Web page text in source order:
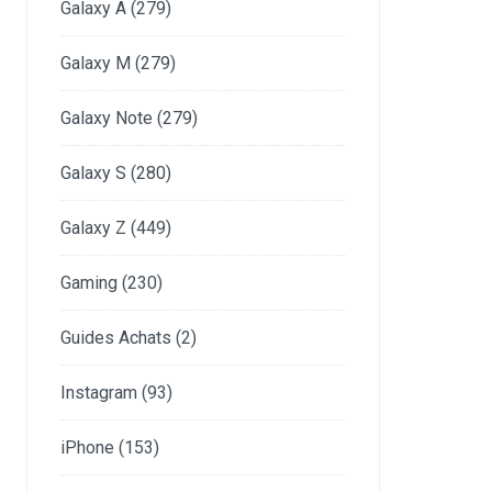
Galaxy A (279)
Galaxy M (279)
Galaxy Note (279)
Galaxy S (280)
Galaxy Z (449)
Gaming (230)
Guides Achats (2)
Instagram (93)
iPhone (153)